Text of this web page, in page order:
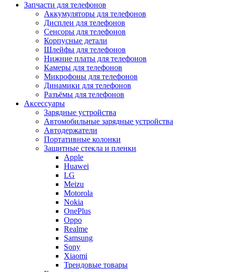
Запчасти для телефонов
Аккумуляторы для телефонов
Дисплеи для телефонов
Сенсоры для телефонов
Корпусные детали
Шлейфы для телефонов
Нижние платы для телефонов
Камеры для телефонов
Микрофоны для телефонов
Динамики для телефонов
Разъёмы для телефонов
Аксессуары
Зарядные устройства
Автомобильные зарядные устройства
Автодержатели
Портативные колонки
Защитные стекла и пленки
Apple
Huawei
LG
Meizu
Motorola
Nokia
OnePlus
Oppo
Realme
Samsung
Sony
Xiaomi
Трендовые товары